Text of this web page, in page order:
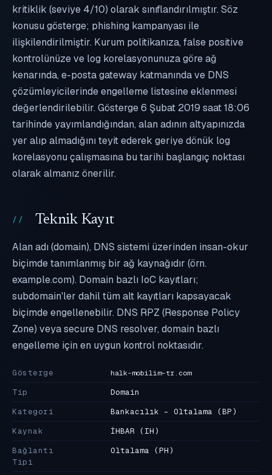
kritiklik (seviye 4/10) olarak sınıflandırılmıştır. Söz
konusu gösterge; phishing kampanyası ile
ilişkilendirilmiştir. Kurum politikanıza, false positive
kontrolünüze ve log korelasyonunuza göre ağ
kenarında, e-posta gateway katmanında ve DNS
çözümleyicilerinde engelleme listesine eklenmesi
değerlendirilebilir. Gösterge 6 Şubat 2019 saat 18:06
tarihinde yayımlandığından, alan adının altyapınızda
yer alıp almadığını teyit ederek geriye dönük log
korelasyonu çalışmasına bu tarihi başlangıç noktası
olarak almanız önerilir.
Teknik Kayıt
Alan adı (domain), DNS sistemi üzerinden insan-okur
biçimde tanımlanmış bir ağ kaynağıdır (örn.
example.com). Domain bazlı IoC kayıtları;
subdomain'ler dahil tüm alt kayıtları kapsayacak
biçimde engellenebilir. DNS RPZ (Response Policy
Zone) veya secure DNS resolver, domain bazlı
engelleme için en uygun kontrol noktasıdır.
Gösterge halk-mobilim-tr.com
Tip
Domain
Kategori
Bankacılık - Oltalama (BP)
Kaynak
İHBAR (IH)
Bağlantı
Tipi
Oltalama (PH)